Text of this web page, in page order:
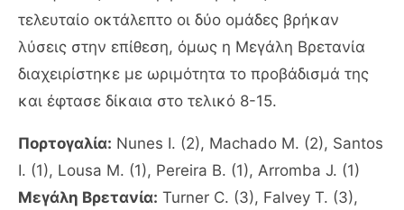
τελευταίο οκτάλεπτο οι δύο ομάδες βρήκαν
λύσεις στην επίθεση, όμως η Μεγάλη Βρετανία
διαχειρίστηκε με ωριμότητα το προβάδισμά της
και έφτασε δίκαια στο τελικό 8-15.
Πορτογαλία: Nunes I. (2), Machado M. (2), Santos
I. (1), Lousa M. (1), Pereira B. (1), Arromba J. (1)
Μεγάλη Βρετανία: Turner C. (3), Falvey T. (3),